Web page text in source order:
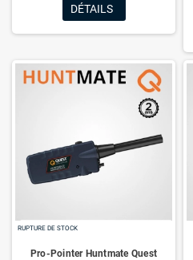
DÉTAILS
RUPTURE DE STOCK
Pro-Pointer Huntmate Quest